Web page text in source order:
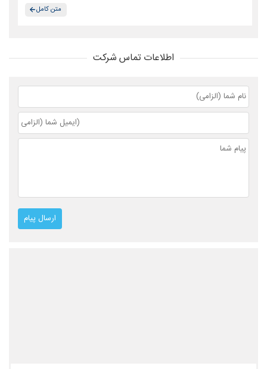
متن کامل
اطلاعات تماس شرکت